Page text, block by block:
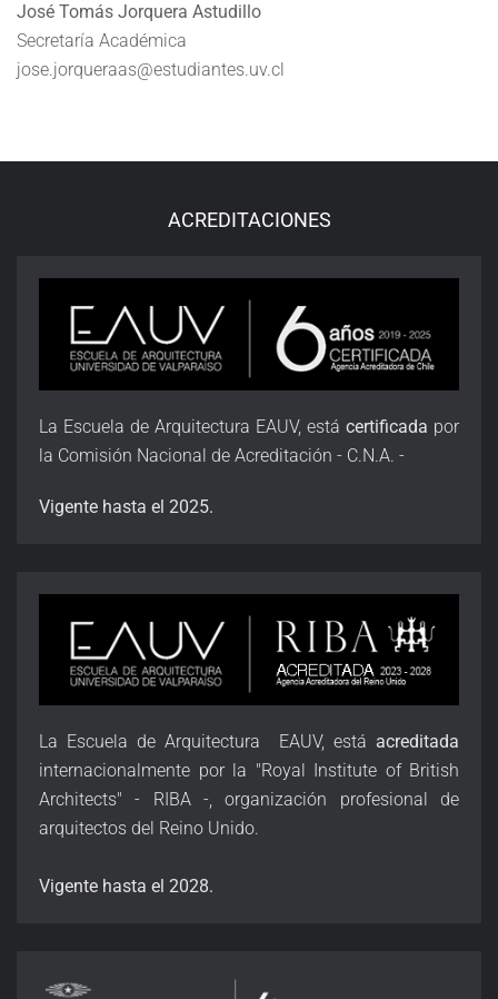
José Tomás Jorquera Astudillo
Secretaría Académica
jose.jorqueraas@estudiantes.uv.cl
ACREDITACIONES
La Escuela de Arquitectura EAUV, está certificada por
la Comisión Nacional de Acreditación - C.N.A. -
Vigente hasta el 2025.
La Escuela de Arquitectura EAUV, está acreditada
internacionalmente por la "Royal Institute of British
Architects" - RIBA -, organización profesional de
arquitectos del Reino Unido.
Vigente hasta el 2028.